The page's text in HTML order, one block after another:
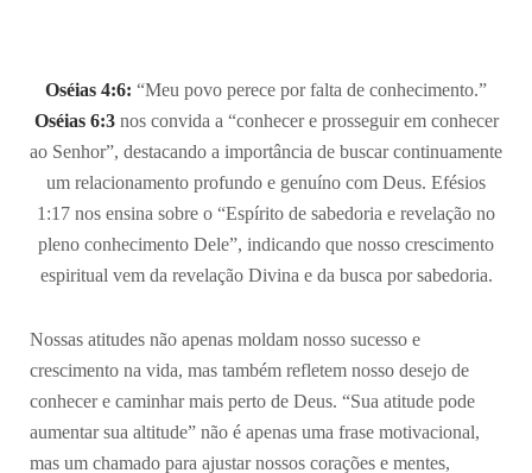
Oséias 4:6: “Meu povo perece por falta de conhecimento.”
Oséias 6:3nos convida a “conhecer e prosseguir em conhecer
ao Senhor”, destacando a importância de buscar continuamente
um relacionamento profundo e genuíno com Deus. Efésios
1:17 nos ensina sobre o “Espírito de sabedoria e revelação no
pleno conhecimento Dele”, indicando que nosso crescimento
espiritual vem da revelação Divina e da busca por sabedoria.
Nossas atitudes não apenas moldam nosso sucesso e
crescimento na vida, mas também refletem nosso desejo de
conhecer e caminhar mais perto de Deus. “Sua atitude pode
aumentar sua altitude” não é apenas uma frase motivacional,
mas um chamado para ajustar nossos corações e mentes,